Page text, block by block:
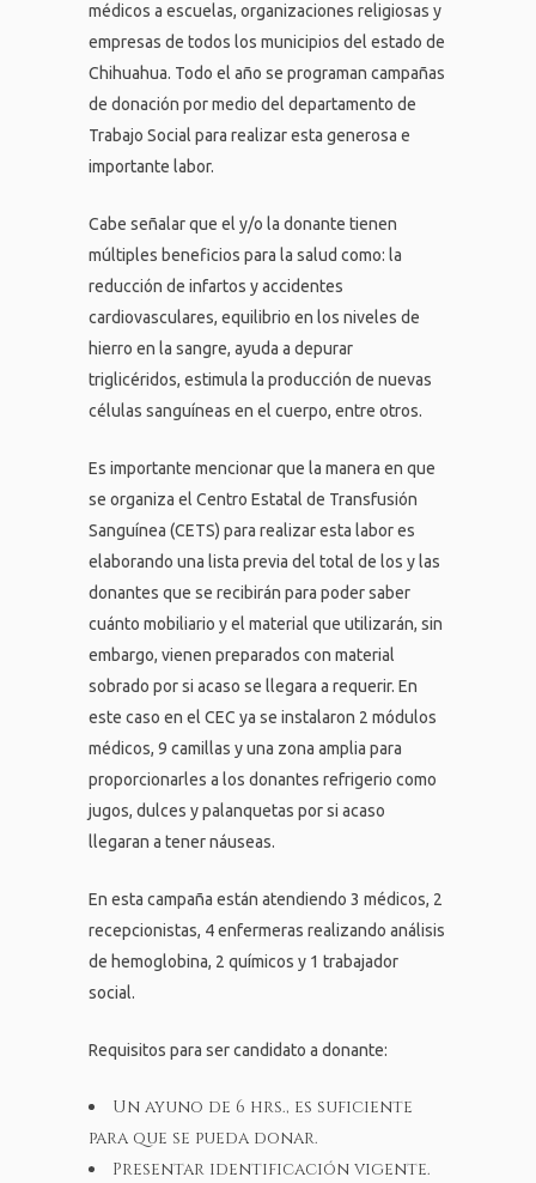
médicos a escuelas, organizaciones religiosas y
empresas de todos los municipios del estado de
Chihuahua. Todo el año se programan campañas
de donación por medio del departamento de
Trabajo Social para realizar esta generosa e
importante labor.
Cabe señalar que el y/o la donante tienen
múltiples beneficios para la salud como: la
reducción de infartos y accidentes
cardiovasculares, equilibrio en los niveles de
hierro en la sangre, ayuda a depurar
triglicéridos, estimula la producción de nuevas
células sanguíneas en el cuerpo, entre otros.
Es importante mencionar que la manera en que
se organiza el Centro Estatal de Transfusión
Sanguínea (CETS) para realizar esta labor es
elaborando una lista previa del total de los y las
donantes que se recibirán para poder saber
cuánto mobiliario y el material que utilizarán, sin
embargo, vienen preparados con material
sobrado por si acaso se llegara a requerir. En
este caso en el CEC ya se instalaron 2 módulos
médicos, 9 camillas y una zona amplia para
proporcionarles a los donantes refrigerio como
jugos, dulces y palanquetas por si acaso
llegaran a tener náuseas.
En esta campaña están atendiendo 3 médicos, 2
recepcionistas, 4 enfermeras realizando análisis
de hemoglobina, 2 químicos y 1 trabajador
social.
Requisitos para ser candidato a donante:
Un ayuno de 6 hrs., es suficiente
para que se pueda donar.
Presentar identificación vigente.